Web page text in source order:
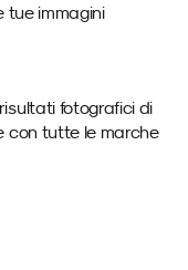
tue immagini
fotografici di
con tutte le marche